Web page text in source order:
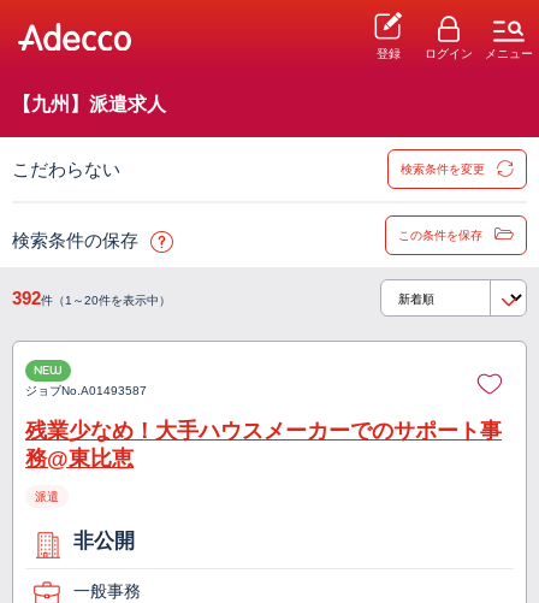
登録 ログイン メニュー
【九州】派遣求人
こだわらない 検索条件を変更
検索条件の保存 この条件を保存
392件（1～20件を表示中）
NEW
ジョブNo.A01493587
残業少なめ！大手ハウスメーカーでのサポート事
務@東比恵
派遣
非公開
一般事務